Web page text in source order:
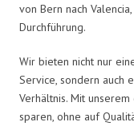
von Bern nach
Durchführung.
Wir bieten nicht nur
Service, sondern auch
Verhältnis. Mit
sparen, ohne auf